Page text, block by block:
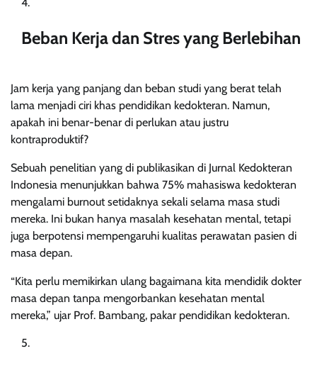
Beban Kerja dan Stres yang Berlebihan
Jam kerja yang panjang dan beban studi yang berat telah
lama menjadi ciri khas pendidikan kedokteran. Namun,
apakah ini benar-benar di perlukan atau justru
kontraproduktif?
Sebuah penelitian yang di publikasikan di Jurnal Kedokteran
Indonesia menunjukkan bahwa 75% mahasiswa kedokteran
mengalami burnout setidaknya sekali selama masa studi
mereka. Ini bukan hanya masalah kesehatan mental, tetapi
juga berpotensi mempengaruhi kualitas perawatan pasien di
masa depan.
“Kita perlu memikirkan ulang bagaimana kita mendidik dokter
masa depan tanpa mengorbankan kesehatan mental
mereka,” ujar Prof. Bambang, pakar pendidikan kedokteran.